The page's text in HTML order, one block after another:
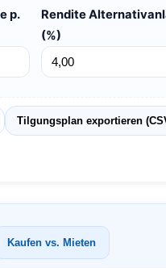
p.
Rendite
(%)
Tilgungsplan exportieren
Kaufen vs. Mieten